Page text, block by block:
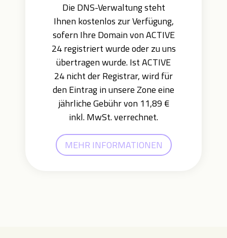
Die DNS-Verwaltung steht
Ihnen kostenlos zur Verfügung,
sofern Ihre Domain von ACTIVE
24 registriert wurde oder zu uns
übertragen wurde. Ist ACTIVE
24 nicht der Registrar, wird für
den Eintrag in unsere Zone eine
jährliche Gebühr von 11,89 €
inkl. MwSt. verrechnet.
MEHR INFORMATIONEN